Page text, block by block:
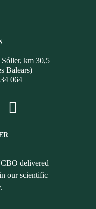
Sóller, km 30,5
Balears)
064
delivered
our scientific